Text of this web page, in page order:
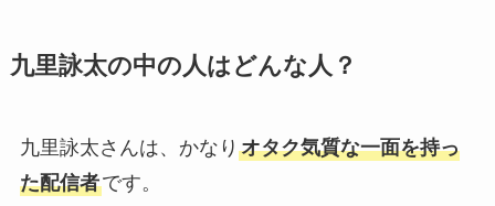
九里詠太の中の人はどんな人？
九里詠太さんは、かなり オタク気質な一面を持っ
た配信者です。